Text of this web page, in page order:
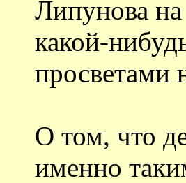
Липунова
какой-
просветами
О том, что
именно